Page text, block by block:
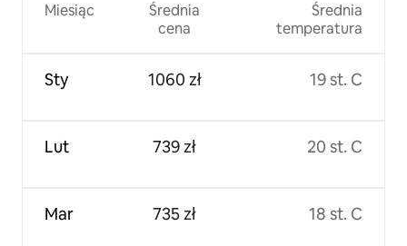
Miesiąc
Sty
Lut
Mar
Średnia
cena
1060 zł
739 zł
735 zł
Średnia
temperatura
19 st. C
20 st. C
18 st. C